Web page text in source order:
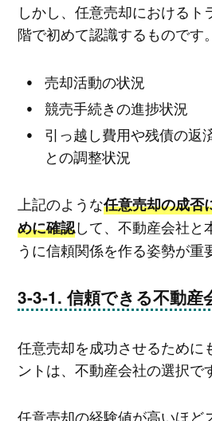
しかし、任意売却におけるト
階で初めて認識するものです。
売却活動の状況
競売手続きの進捗状況
引っ越し費用や残債の返
との調整状況
上記のような任意売却の成否
めに確認して、不動産会社と
うに信頼関係を作る姿勢が重
信頼できる不動産
任意売却を成功させるために
ントは、不動産会社の選択で
任意売却の経験値が高いほど